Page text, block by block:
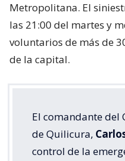
Metropolitana. El
las 21:00 del martes y
voluntarios de más de
de la capital.
El comandante del
de Quilicura,
control de la